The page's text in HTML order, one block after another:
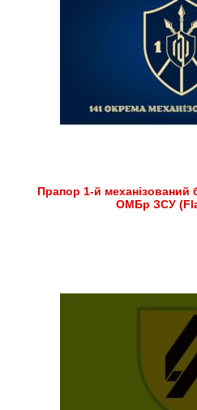
Прапор 1-й механізований
ОМБр ЗСУ